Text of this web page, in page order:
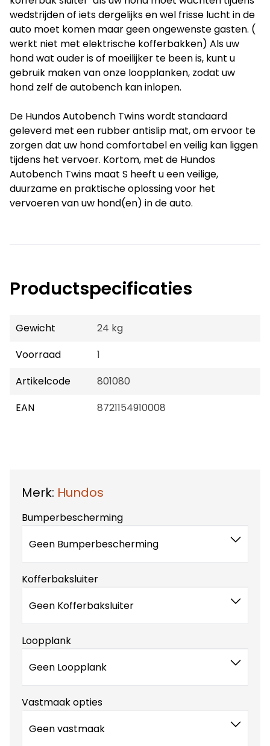
wedstrijden of iets dergelijks en wel frisse lucht in de
auto moet komen maar geen ongewenste gasten. (
werkt niet met elektrische kofferbakken) Als uw
hond wat ouder is of moeilijker te been is, kunt u
gebruik maken van onze loopplanken, zodat uw
hond zelf de autobench kan inlopen.
De Hundos Autobench Twins wordt standaard
geleverd met een rubber antislip mat, om ervoor te
zorgen dat uw hond comfortabel en veilig kan liggen
tijdens het vervoer. Kortom, met de Hundos
Autobench Twins maat S heeft u een veilige,
duurzame en praktische oplossing voor het
vervoeren van uw hond(en) in de auto.
Productspecificaties
Gewicht
24 kg
Voorraad
1
Artikelcode
801080
EAN
8721154910008
Merk: Hundos
Bumperbescherming
Geen Bumperbescherming
Kofferbaksluiter
Geen Kofferbaksluiter
Loopplank
Geen Loopplank
Vastmaak opties
Geen vastmaak